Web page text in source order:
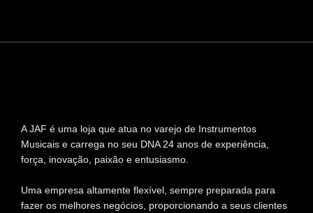
A JAF é uma loja que atua no varejo de Instrumentos
Musicais e carrega no seu DNA 24 anos de experiência,
força, inovação, paixão e entusiasmo.
Uma empresa altamente flexível, sempre preparada para
fazer os melhores negócios, proporcionando a seus clientes